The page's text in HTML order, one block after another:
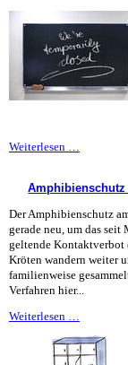
die
Jahrgänge
5-
10
Weiterlesen …
Der Amphibienschutz
gerade neu, um das
geltende Kontaktverbot
Kröten wandern weiter
familienweise
Verfahren hier...
Weiterlesen …